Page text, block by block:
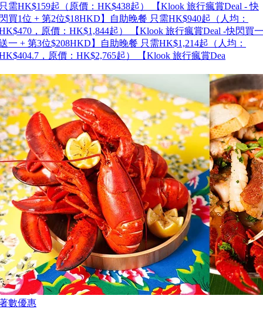
需HK$159起（原價：HK$438起） 【Klook 旅行瘋賞Deal - 快
買1位 + 第2位$18HKD】自助晚餐 只需HK$940起（人均：
，原價：HK$1,844起） 【Klook 旅行瘋賞Deal -快閃買一
一 + 第3位$208HKD】自助晚餐 只需HK$1,214起（人均：
，原價：HK$2,765起） 【Klook 旅行瘋賞Dea
數優惠